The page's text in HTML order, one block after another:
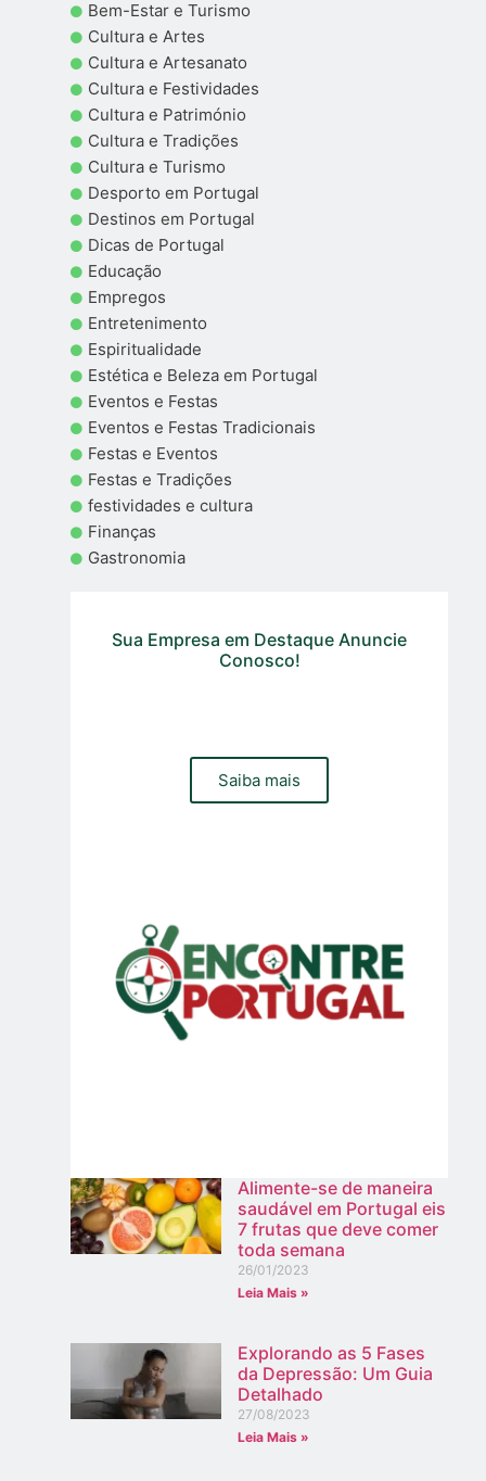
Bem-Estar e Turismo
Cultura e Artes
Cultura e Artesanato
Cultura e Festividades
Cultura e Património
Cultura e Tradições
Cultura e Turismo
Desporto em Portugal
Destinos em Portugal
Dicas de Portugal
Educação
Empregos
Entretenimento
Espiritualidade
Estética e Beleza em Portugal
Eventos e Festas
Eventos e Festas Tradicionais
Festas e Eventos
Festas e Tradições
festividades e cultura
Finanças
Gastronomia
Sua Empresa em Destaque Anuncie
Conosco!
Saiba mais
Alimente-se de maneira
saudável em Portugal eis
7 frutas que deve comer
toda semana
26/01/2023
Leia Mais »
Explorando as 5 Fases
da Depressão: Um Guia
Detalhado
27/08/2023
Leia Mais »